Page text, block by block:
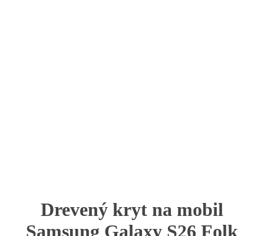
Drevený kryt na mobil
Samsung Galaxy S26 Folk